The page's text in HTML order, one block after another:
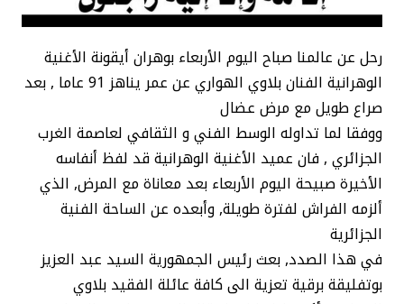
رحل عن عالمنا صباح اليوم الأربعاء بوهران أيقونة الأغنية
الوهرانية الفنان بلاوي الهواري عن عمر يناهز 91 عاما , بعد
صراع طويل مع مرض عضال
ووفقا لما تداوله الوسط الفني و الثقافي لعاصمة الغرب
الجزائري , فان عميد الأغنية الوهرانية قد لفظ أنفاسه
الأخيرة صبيحة اليوم الأربعاء بعد معاناة مع المرض, الذي
ألزمه الفراش لفترة طويلة, وأبعده عن الساحة الفنية
الجزائرية
في هذا الصدد, بعث رئيس الجمهورية السيد عبد العزيز
بوتفليقة برقية تعزية الى كافة عائلة الفقيد بلاوي